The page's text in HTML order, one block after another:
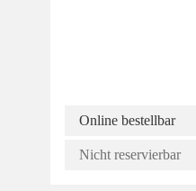
Online bestellbar
Nicht reservierbar